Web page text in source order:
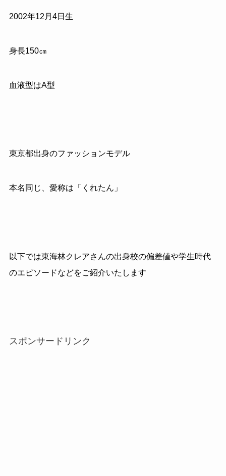
2002年12月4日生
身長150㎝
血液型はA型
東京都出身のファッションモデル
本名同じ、愛称は「くれたん」
以下では東海林クレアさんの出身校の偏差値や学生時代
のエピソードなどをご紹介いたします
スポンサードリンク